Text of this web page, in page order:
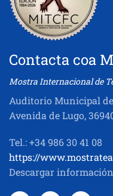
Contacta coa
Mostra Internacional de
Auditorio Municipal
Avenida de Lugo,
Tel.: +34 986 30 41 08
https://
Descargar